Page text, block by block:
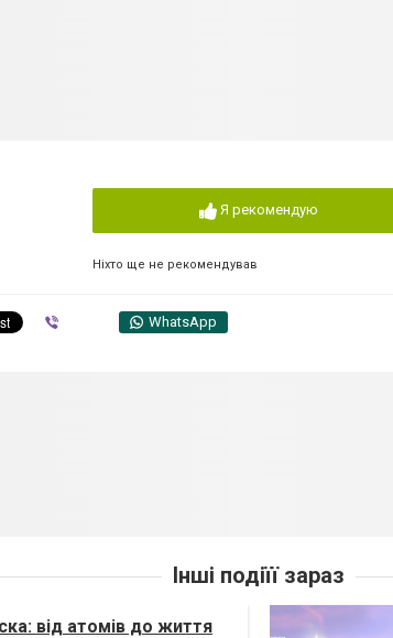
Я рекомендую
Ніхто ще не рекомендував
WhatsApp
Інші подіїї зараз
від атомів до життя